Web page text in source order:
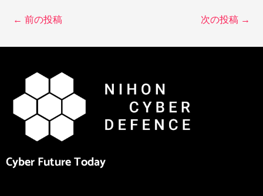
← 前の投稿 次の投稿 →
Cyber Future Today